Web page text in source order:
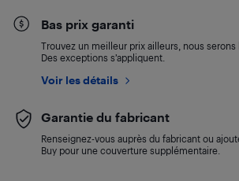
Bas prix garanti
Trouvez un meilleur prix ailleurs, nous serons
Des exceptions s’appliquent.
Voir les détails
Garantie du fabricant
Renseignez-vous auprès du fabricant ou
Buy pour une couverture supplémentaire.